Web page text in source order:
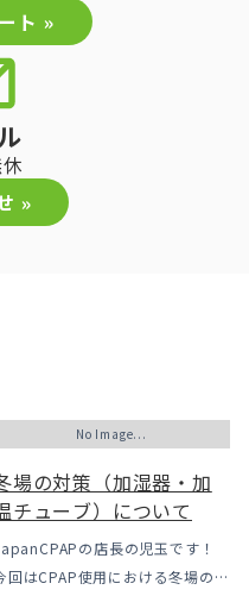
ト »
»
No Image...
場の対策（加湿器・加
チューブ）について
の店長の児玉です！
回はCPAP使用における冬場のよ